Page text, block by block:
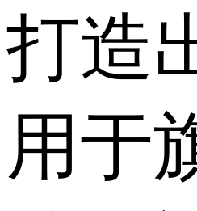
打造
用于